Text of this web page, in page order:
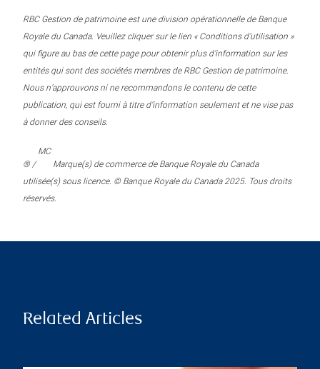
RBC Gestion de patrimoine est une division opérationnelle de Banque
Royale du Canada. Veuillez cliquer sur le lien « Conditions d’utilisation »
qui figure au bas de cette page pour obtenir plus d’information sur les
entités qui sont des sociétés membres de RBC Gestion de patrimoine.
Nous n’approuvons ni ne recommandons le contenu de cette
publication, qui est fourni à titre d’information seulement et ne vise pas
à donner des conseils.
® /
MC
Marque(s) de commerce de Banque Royale du Canada
utilisée(s) sous licence. © Banque Royale du Canada 2025. Tous droits
réservés.
Related Articles